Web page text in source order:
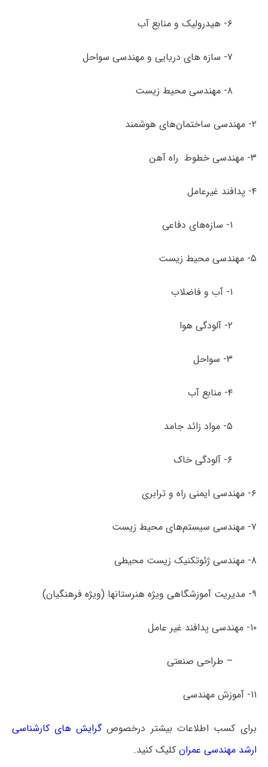
۶- هیدرولیک و منابع آب
۷- سازه های دریایی و مهندسی سواحل
۸- مهندسی محیط زیست
۲- مهندسی ساختمان‌های هوشمند
۳- مهندسی خطوط راه آهن
۴- پدافند غیرعامل
۱- سازه‌های دفاعی
۵- مهندسی محیط زیست
۱- آب و فاضلاب
۲- آلودگی هوا
۳- سواحل
۴- منابع آب
۵- مواد زائد جامد
۶- آلودگی خاک
۶- مهندسی ایمنی راه و ترابری
۷- مهندسی سیستم‌های محیط زیست
۸- مهندسی ژئوتکنیک زیست محیطی
۹- مدیریت آموزشگاهی ویژه هنرستانها (ویژه فرهنگیان)
۱۰- مهندسی پدافند غیر عامل
– طراحی صنعتی
۱۱- آموزش مهندسی
برای کسب اطلاعات بیشتر درخصوصگرایش های کارشناسی
ارشد مهندسی عمران کلیک کنید.